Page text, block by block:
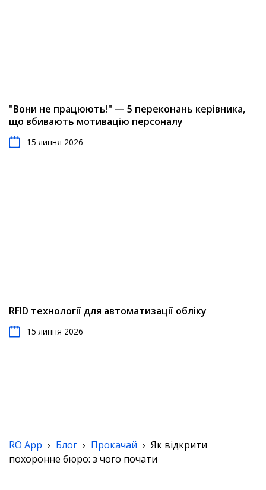
"Вони не працюють!" — 5 переконань керівника,
що вбивають мотивацію персоналу
15 липня 2026
RFID технології для автоматизації обліку
15 липня 2026
RO App › Блог › Прокачай › Як відкрити
похоронне бюро: з чого почати